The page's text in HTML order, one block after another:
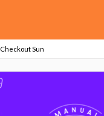
Checkout Sun